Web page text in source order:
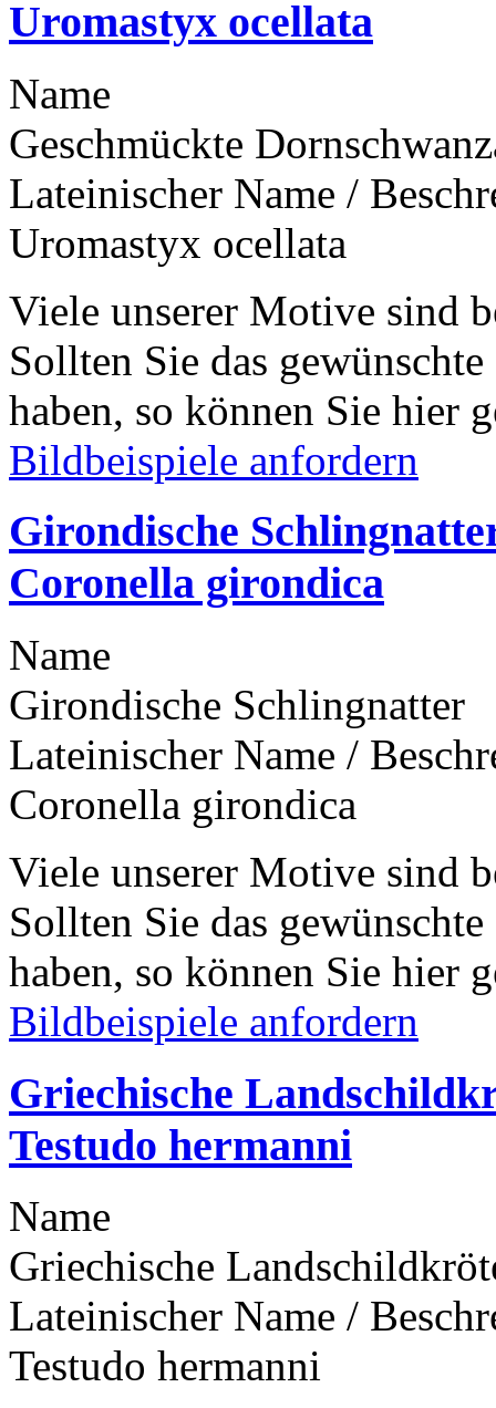
Uromastyx ocellata
Name
Geschmückte
Lateinischer Name /
Uromastyx ocellata
Viele unserer Motive sind
Sollten Sie das
haben, so können Sie hier
Bildbeispiele anfordern
Girondische
Coronella girondica
Name
Girondische Schlingnatter
Lateinischer Name /
Coronella girondica
Viele unserer Motive sind
Sollten Sie das
haben, so können Sie hier
Bildbeispiele anfordern
Griechische
Testudo hermanni
Name
Griechische
Lateinischer Name /
Testudo hermanni